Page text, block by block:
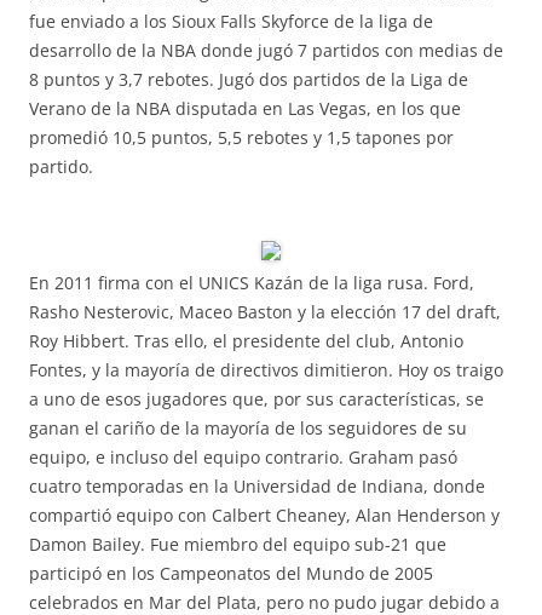
fue enviado a los Sioux Falls Skyforce de la liga de
desarrollo de la NBA donde jugó 7 partidos con medias de
8 puntos y 3,7 rebotes. Jugó dos partidos de la Liga de
Verano de la NBA disputada en Las Vegas, en los que
promedió 10,5 puntos, 5,5 rebotes y 1,5 tapones por
partido.
En 2011 firma con el UNICS Kazán de la liga rusa. Ford,
Rasho Nesterovic, Maceo Baston y la elección 17 del draft,
Roy Hibbert. Tras ello, el presidente del club, Antonio
Fontes, y la mayoría de directivos dimitieron. Hoy os traigo
a uno de esos jugadores que, por sus características, se
ganan el cariño de la mayoría de los seguidores de su
equipo, e incluso del equipo contrario. Graham pasó
cuatro temporadas en la Universidad de Indiana, donde
compartió equipo con Calbert Cheaney, Alan Henderson y
Damon Bailey. Fue miembro del equipo sub-21 que
participó en los Campeonatos del Mundo de 2005
celebrados en Mar del Plata, pero no pudo jugar debido a